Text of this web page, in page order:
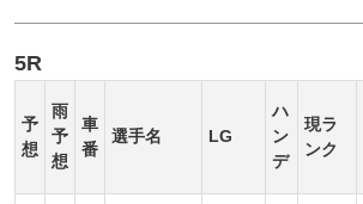
5R
予
想
雨
予
想
車
番
選手名 LG
ハ
ン
デ
現ラ
ンク